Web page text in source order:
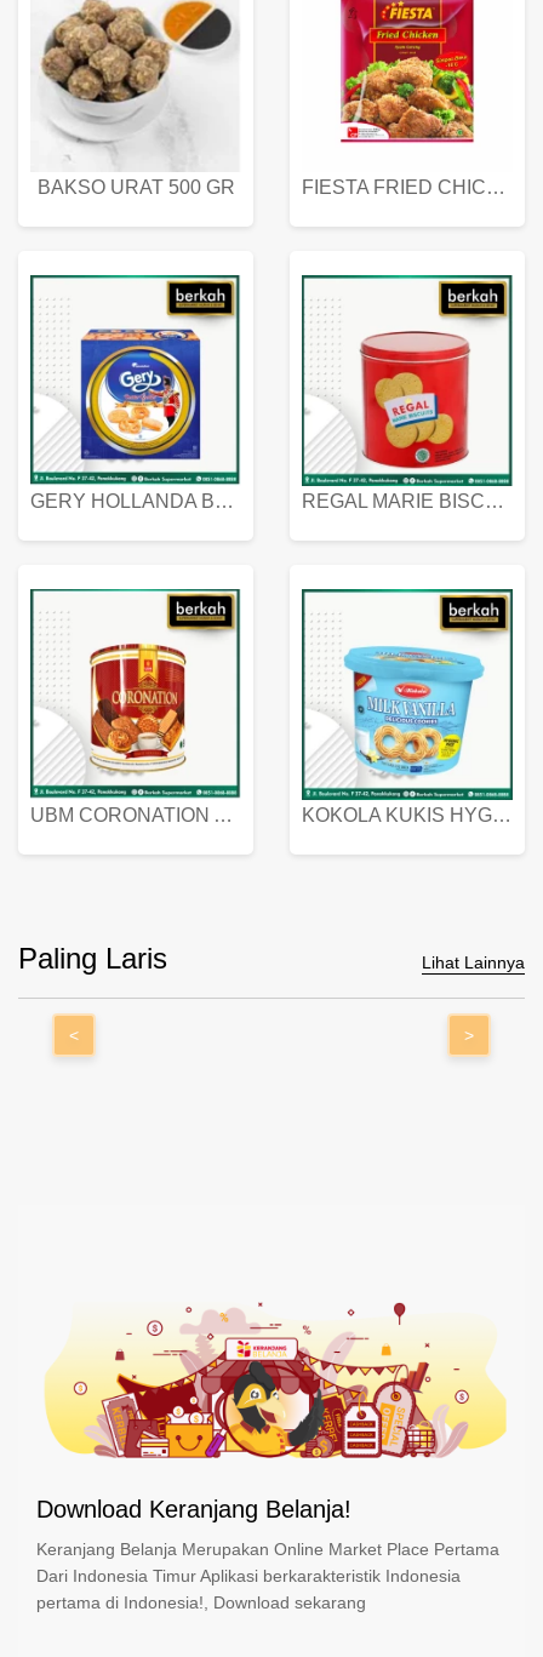
BAKSO URAT 500 GR FIESTA FRIED CHICKEN 500 GR
GERY HOLLANDA BUTTER COOKIES 450 GRAM REGAL MARIE BISCUIT KALENG 550 GRAM
UBM CORONATION ASSORTED BISKUIT KALENG 450 GRAM KOKOLA KUKIS HYGIENIC MILK VANILLA PACK 320 GR
Paling Laris Lihat Lainnya
< >
Download Keranjang Belanja!
Keranjang Belanja Merupakan Online Market Place Pertama
Dari Indonesia Timur Aplikasi berkarakteristik Indonesia
pertama di Indonesia!, Download sekarang